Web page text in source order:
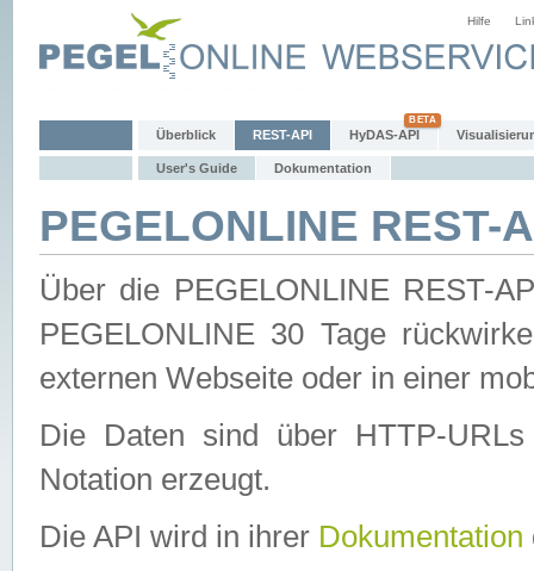
Hilfe
Überblick REST-API HyDAS-API
User's Guide Dokumentation
PEGELONLINE REST-
Über die PEGELONLINE REST-
PEGELONLINE 30 Tage
externen Webseite oder in einer
Die Daten sind über HTTP-
Notation erzeugt.
Die API wird in ihrer Dokumentation